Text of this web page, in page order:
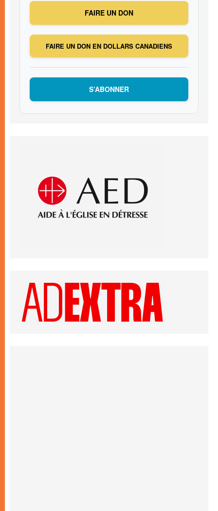
FAIRE UN DON
FAIRE UN DON EN DOLLARS CANADIENS
S’ABONNER